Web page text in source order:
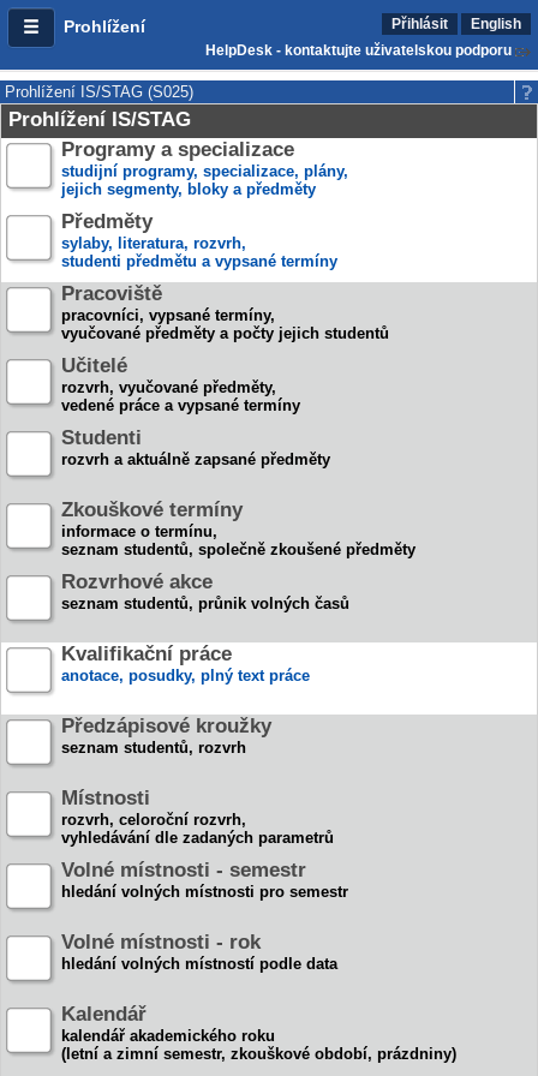
Prohlížení Přihlásit
English
HelpDesk - kontaktujte uživatelskou podporu
Prohlížení IS/STAG (S025)
Prohlížení IS/STAG
Programy a specializace
studijní programy, specializace, plány,
jejich segmenty, bloky a předměty
Předměty
sylaby, literatura, rozvrh,
studenti předmětu a vypsané termíny
Pracoviště
pracovníci, vypsané termíny,
vyučované předměty a počty jejich studentů
Učitelé
rozvrh, vyučované předměty,
vedené práce a vypsané termíny
Studenti
rozvrh a aktuálně zapsané předměty
Zkouškové termíny
informace o termínu,
seznam studentů, společně zkoušené předměty
Rozvrhové akce
seznam studentů, průnik volných časů
Kvalifikační práce
anotace, posudky, plný text práce
Předzápisové kroužky
seznam studentů, rozvrh
Místnosti
rozvrh, celoroční rozvrh,
vyhledávání dle zadaných parametrů
Volné místnosti - semestr
hledání volných místnosti pro semestr
Volné místnosti - rok
hledání volných místností podle data
Kalendář
kalendář akademického roku
(letní a zimní semestr, zkouškové období, prázdniny)